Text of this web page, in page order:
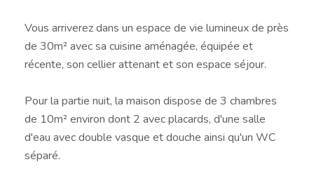
Vous arriverez dans un espace de vie lumineux de près
de 30m² avec sa cuisine aménagée, équipée et
récente, son cellier attenant et son espace séjour.
Pour la partie nuit, la maison dispose de 3 chambres
de 10m² environ dont 2 avec placards, d'une salle
d'eau avec double vasque et douche ainsi qu'un WC
séparé.